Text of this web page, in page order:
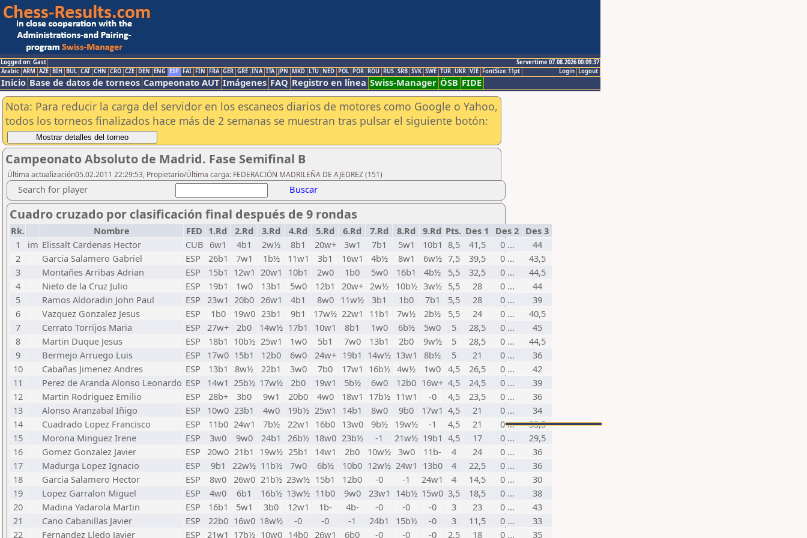
Logged on: Gast
Servertime 07.08.2026 00:09:37
Logout
Login
Arabic ARM AZE BIH BUL CAT CHN CRO CZE DEN ENG ESP FAI FIN FRA GER GRE INA ITA JPN MKD LTU NED POL POR ROU RUS SRB SVK SWE TUR UKR VIE FontSize:11pt
Inicio Base de datos de torneos Campeonato AUT Imágenes FAQ Registro en línea Swiss-Manager ÖSB FIDE
Nota: Para reducir la carga del servidor en los escaneos diarios de motores como Google o Yahoo,
todos los torneos finalizados hace más de 2 semanas se muestran tras pulsar el siguiente botón:
Campeonato Absoluto de Madrid. Fase Semifinal B
Última actualización05.02.2011 22:29:53, Propietario/Última carga: FEDERACIÓN MADRILEÑA DE AJEDREZ (151)
Search for player Buscar
Cuadro cruzado por clasificación final después de 9 rondas
Rk. Nombre FED 1.Rd 2.Rd 3.Rd 4.Rd 5.Rd 6.Rd 7.Rd 8.Rd 9.Rd Pts. Des 1 Des 2 Des 3
1
im Elissalt Cardenas Hector CUB 6w1 4b1 2w½ 8b1 20w+ 3w1 7b1 5w1 10b1 8,5 41,5 0 ...
44
2
Garcia Salamero Gabriel ESP 26b1 7w1 1b½ 11w1 3b1 16w1 4b½ 8w1 6w½ 7,5 39,5 0 ...
43,5
3
Montañes Arribas Adrian ESP 15b1 12w1 20w1 10b1 2w0 1b0 5w0 16b1 4b½ 5,5 32,5 0 ...
44,5
4
Nieto de la Cruz Julio ESP 19b1 1w0 13b1 5w0 12b1 20w+ 2w½ 10b½ 3w½ 5,5 28 0 ...
44
5
Ramos Aldoradin John Paul ESP 23w1 20b0 26w1 4b1 8w0 11w½ 3b1 1b0 7b1 5,5 28 0 ...
39
6
Vazquez Gonzalez Jesus ESP 1b0 19w0 23b1 9b1 17w½ 22w1 11b1 7w½ 2b½ 5,5 24 0 ...
40,5
7
Cerrato Torrijos Maria ESP 27w+ 2b0 14w½ 17b1 10w1 8b1 1w0 6b½ 5w0 5 28,5 0 ...
45
8
Martin Duque Jesus ESP 18b1 10b½ 25w1 1w0 5b1 7w0 13b1 2b0 9w½ 5 28,5 0 ...
44,5
9
Bermejo Arruego Luis ESP 17w0 15b1 12b0 6w0 24w+ 19b1 14w½ 13w1 8b½ 5 21 0 ...
36
10
Cabañas Jimenez Andres ESP 13b1 8w½ 22b1 3w0 7b0 17w1 16b½ 4w½ 1w0 4,5 26,5 0 ...
42
11
Perez de Aranda Alonso Leonardo ESP 14w1 25b½ 17w½ 2b0 19w1 5b½ 6w0 12b0 16w+ 4,5 24,5 0 ...
39
12
Martin Rodriguez Emilio ESP 28b+ 3b0 9w1 20b0 4w0 18w1 17b½ 11w1 -0 4,5 23,5 0 ...
36
13
Alonso Aranzabal Iñigo ESP 10w0 23b1 4w0 19b½ 25w1 14b1 8w0 9b0 17w1 4,5 21 0 ...
34
14
Cuadrado Lopez Francisco ESP 11b0 24w1 7b½ 22w1 16b0 13w0 9b½ 19w½ -1 4,5 21 0 ...
33,5
15
Morona Minguez Irene ESP 3w0 9w0 24b1 26b½ 18w0 23b½ -1 21w½ 19b1 4,5 17 0 ...
29,5
16
Gomez Gonzalez Javier ESP 20w0 21b1 19w½ 25b1 14w1 2b0 10w½ 3w0 11b- 4 24 0 ...
36
17
Madurga Lopez Ignacio ESP 9b1 22w½ 11b½ 7w0 6b½ 10b0 12w½ 24w1 13b0 4 22,5 0 ...
36
18
Garcia Salamero Hector ESP 8w0 26w0 21b½ 23w½ 15b1 12b0 -0 -1 24w1 4 14,5 0 ...
30
19
Lopez Garralon Miguel ESP 4w0 6b1 16b½ 13w½ 11b0 9w0 23w1 14b½ 15w0 3,5 18,5 0 ...
38
20
Madina Yadarola Martin ESP 16b1 5w1 3b0 12w1 1b- 4b- -0 -0 -0 3 23 0 ...
43
21
Cano Cabanillas Javier ESP 22b0 16w0 18w½ -0 -0 -1 24b1 15b½ -0 3 11,5 0 ...
33
22
Fernandez Lledo Javier ESP 21w1 17b½ 10w0 14b0 26w1 6b0 -0 -0 -0 2,5 18 0 ... 35